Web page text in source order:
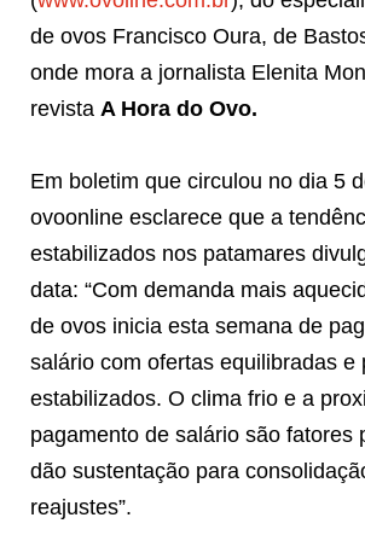
de ovos Francisco Oura, de
onde mora a jornalista Elenita
revista A Hora do Ovo.
Em boletim que circulou no dia 5
ovoonline esclarece que a
estabilizados nos patamares
data: “Com demanda mais
de ovos inicia esta semana de
salário com ofertas equilibradas e
estabilizados. O clima frio e a
pagamento de salário são fatores
dão sustentação para
reajustes”.